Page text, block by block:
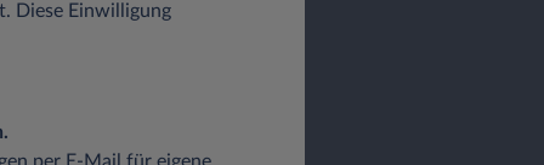
Diese Einwilligung